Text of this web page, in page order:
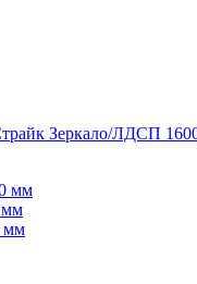
Зеркало/ЛДСП
мм
мм
мм